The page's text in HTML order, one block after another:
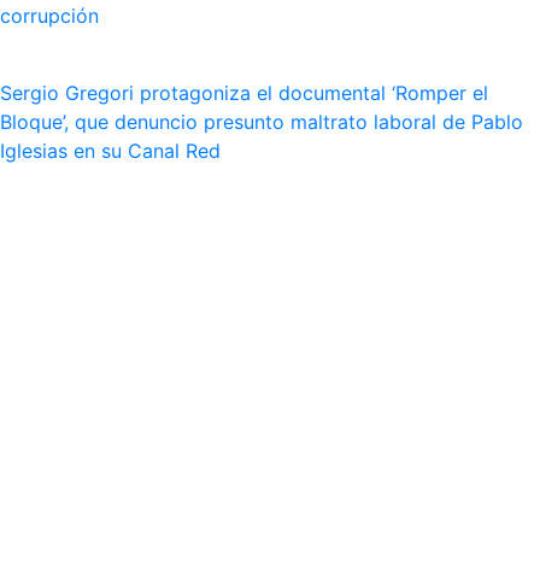
corrupción
Sergio Gregori protagoniza el documental ‘Romper el
Bloque’, que denuncio presunto maltrato laboral de Pablo
Iglesias en su Canal Red